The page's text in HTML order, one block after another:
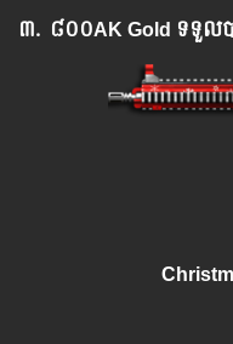
៣. ៨០០AK Gold ទទួល